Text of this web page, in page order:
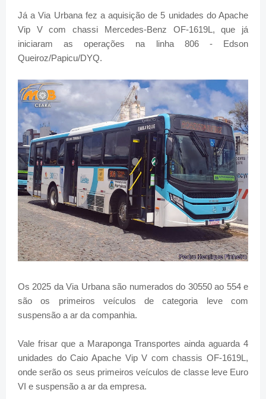
Já a Via Urbana fez a aquisição de 5 unidades do Apache
Vip V com chassi Mercedes-Benz OF-1619L, que já
iniciaram as operações na linha 806 - Edson
Queiroz/Papicu/DYQ.
Os 2025 da Via Urbana são numerados do 30550 ao 554 e
são os primeiros veículos de categoria leve com
suspensão a ar da companhia.
Vale frisar que a Maraponga Transportes ainda aguarda 4
unidades do Caio Apache Vip V com chassis OF-1619L,
onde serão os seus primeiros veículos de classe leve Euro
VI e suspensão a ar da empresa.